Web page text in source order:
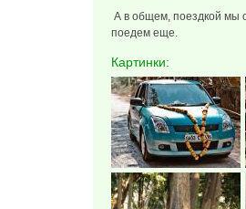
А в общем, поездкой мы
поедем еще.
Картинки: